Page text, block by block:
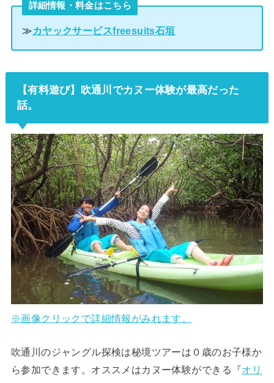
詳細情報・料金はこちら
≫カヤックサービスfreesuits石垣
【有料遊び】吹通川でカヌー体験が最高だった
話。
※画像クリックで詳細情報がみれます。
吹通川のジャングル探検は秘境ツアーは０歳のお子様か
ら参加できます。オススメはカヌー体験ができる『オリ